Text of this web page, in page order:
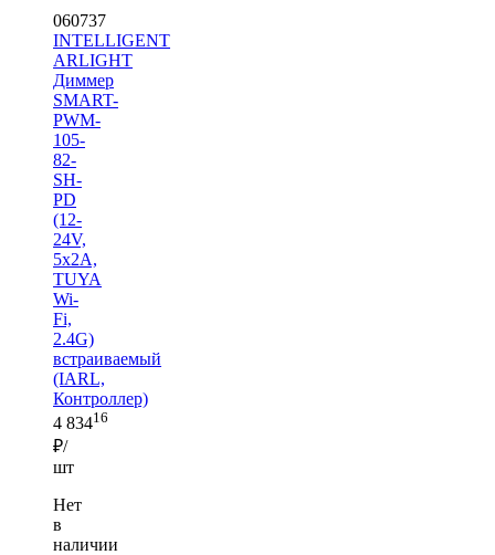
060737
INTELLIGENT
ARLIGHT
Диммер
SMART-
PWM-
105-
82-
SH-
PD
(12-
24V,
5x2A,
TUYA
Wi-
Fi,
2.4G)
встраиваемый
(IARL,
Контроллер)
4 83416
₽/
шт
Нет
в
наличии